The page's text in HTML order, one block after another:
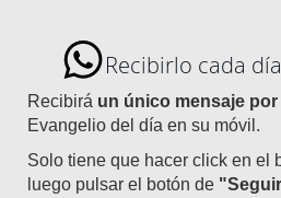
Recibirlo cada
Recibirá un único mensaje por
Evangelio del día en su móvil.
Solo tiene que hacer click en el
luego pulsar el botón de